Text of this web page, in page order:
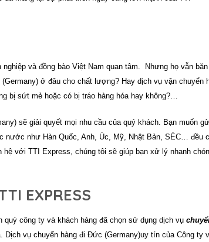
và đồng bào Việt Nam quan tâm. Nhưng họ vẫn băn
(Germany) ở đâu cho chất lượng? Hay dịch vụ vận chuyển
bị sứt mẻ hoặc có bị tráo hàng hóa hay không?…
sẽ giải quyết mọi nhu cầu của quý khách. Bạn muốn
nước như Hàn Quốc, Anh, Úc, Mỹ, Nhật Bản, SÉC… đều
hệ với TTI Express, chúng tôi sẽ giúp bạn xử lý nhanh
EXPRESS
công ty và khách hàng đã chọn sử dụng dịch vụ
Dịch vụ chuyển hàng đi Đức (Germany)uy tín của Công ty